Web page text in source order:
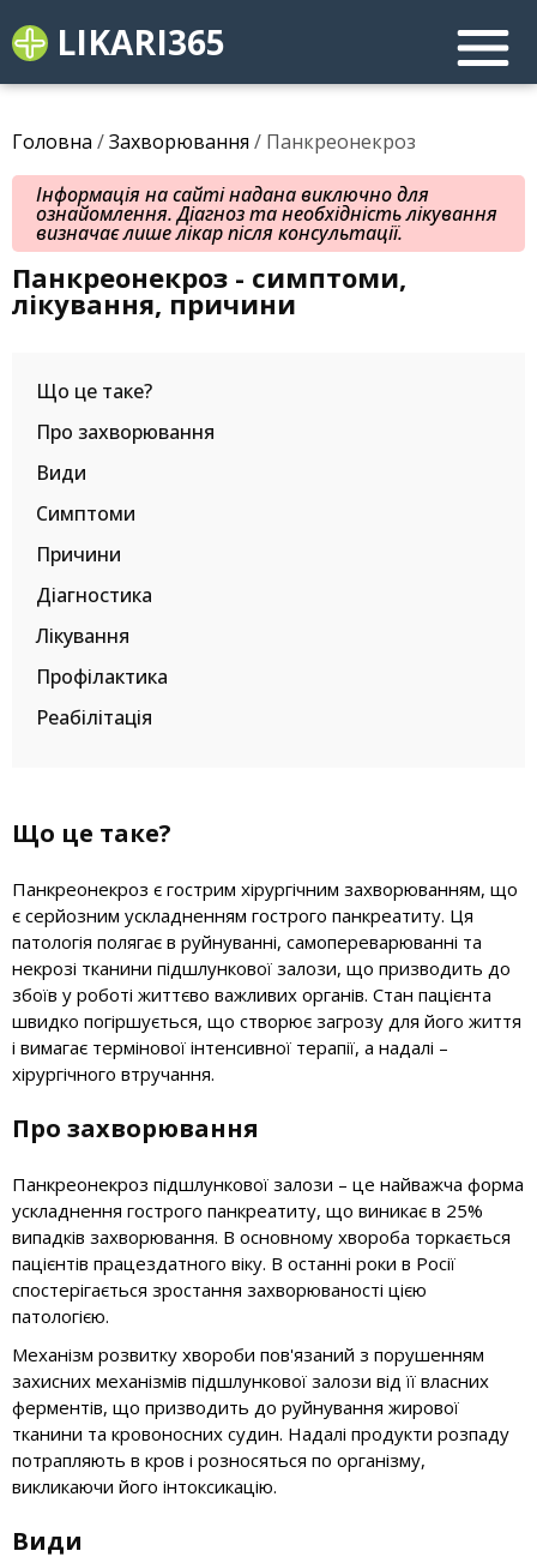
LIKARI365
Головна /Захворювання / Панкреонекроз
Інформація на сайті надана виключно для
ознайомлення. Діагноз та необхідність лікування
визначає лише лікар після консультації.
Панкреонекроз - симптоми,
лікування, причини
Що це таке?
Про захворювання
Види
Симптоми
Причини
Діагностика
Лікування
Профілактика
Реабілітація
Що це таке?
Панкреонекроз є гострим хірургічним захворюванням, що
є серйозним ускладненням гострого панкреатиту. Ця
патологія полягає в руйнуванні, самопереварюванні та
некрозі тканини підшлункової залози, що призводить до
збоїв у роботі життєво важливих органів. Стан пацієнта
швидко погіршується, що створює загрозу для його життя
і вимагає термінової інтенсивної терапії, а надалі –
хірургічного втручання.
Про захворювання
Панкреонекроз підшлункової залози – це найважча форма
ускладнення гострого панкреатиту, що виникає в 25%
випадків захворювання. В основному хвороба торкається
пацієнтів працездатного віку. В останні роки в Росії
спостерігається зростання захворюваності цією
патологією.
Механізм розвитку хвороби пов'язаний з порушенням
захисних механізмів підшлункової залози від її власних
ферментів, що призводить до руйнування жирової
тканини та кровоносних судин. Надалі продукти розпаду
потрапляють в кров і розносяться по організму,
викликаючи його інтоксикацію.
Види